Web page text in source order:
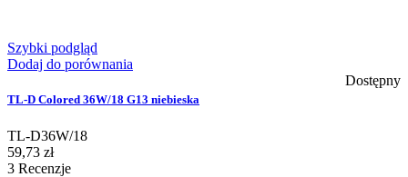
Szybki podgląd
Dodaj do porównania
Dostępny
TL-D Colored 36W/18 G13 niebieska
TL-D36W/18
59,73 zł
3 Recenzje